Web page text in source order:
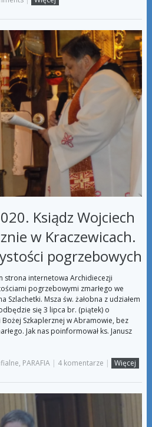
Ksiądz Wojciech
w Kraczewicach.
pogrzebowych
strona internetowa Archidiecezji
pogrzebowymi zmarłego we
Szlachetki. Msza św. żałobna z udziałem
się 3 lipca br. (piątek) o
Szkaplerznej w Abramowie, bez
Jak nas poinformował ks. Janusz
, PARAFIA | 4 komentarze | Więcej